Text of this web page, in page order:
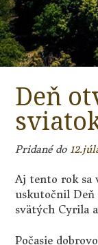
Deň
Pridané do
Aj tento rok sa
uskutočnil Deň
svätých Cyrila
Počasie